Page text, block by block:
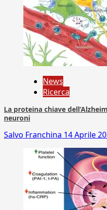
News
Ricerca
La proteina chiave
neuroni
Salvo Franchina 14 Aprile